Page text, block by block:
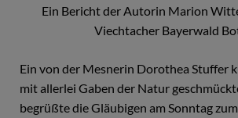
Ein Bericht der Autorin Marion
Viechtacher Bayerwald
Ein von der Mesnerin Dorothea Stuffer
mit allerlei Gaben der Natur
begrüßte die Gläubigen am Sonntag zum